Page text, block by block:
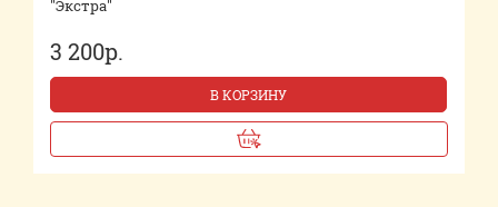
"Экстра"
3 200р.
В КОРЗИНУ